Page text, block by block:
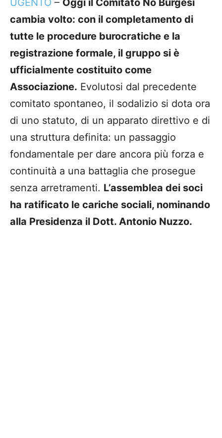
UGENTO – Oggi il Comitato No Burgesi
cambia volto: con il completamento di
tutte le procedure burocratiche e la
registrazione formale, il gruppo si è
ufficialmente costituito come
Associazione. Evolutosi dal precedente
comitato spontaneo, il sodalizio si dota ora
di uno statuto, di un apparato direttivo e di
una struttura definita: un passaggio
fondamentale per dare ancora più forza e
continuità a una battaglia che prosegue
senza arretramenti. L’assemblea dei soci
ha ratificato le cariche sociali, nominando
alla Presidenza il Dott. Antonio Nuzzo.